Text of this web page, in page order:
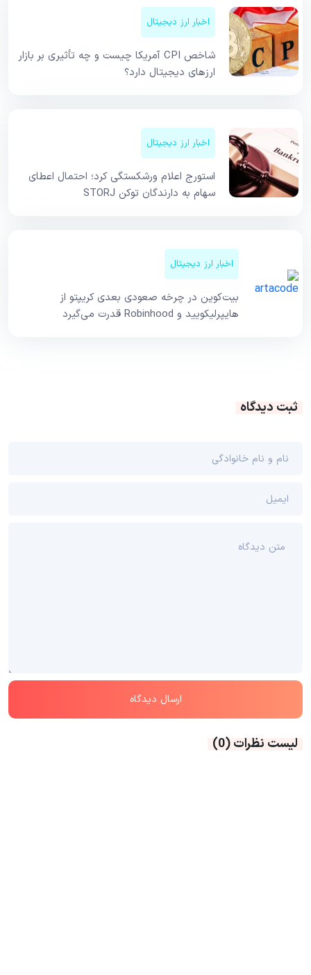
اخبار ارز دیجیتال
شاخص CPI آمریکا چیست و چه تأثیری بر بازار
ارزهای دیجیتال دارد؟
اخبار ارز دیجیتال
استورج اعلام ورشکستگی کرد؛ احتمال اعطای
سهام به دارندگان توکن STORJ
اخبار ارز دیجیتال
بیت‌کوین در چرخه صعودی بعدی کریپتو از
هایپرلیکویید و Robinhood قدرت می‌گیرد
ثبت دیدگاه
لیست نظرات(0)